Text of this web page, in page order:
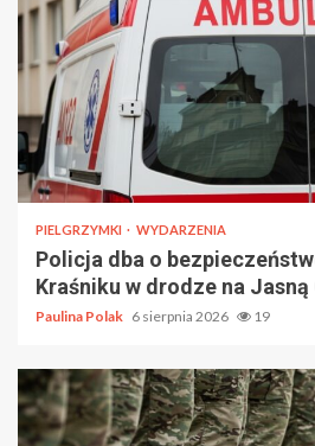
PIELGRZYMKI WYDARZENIA
Policja dba o
Kraśniku w drodze na Jasną
Paulina Polak 6 sierpnia 2026 19